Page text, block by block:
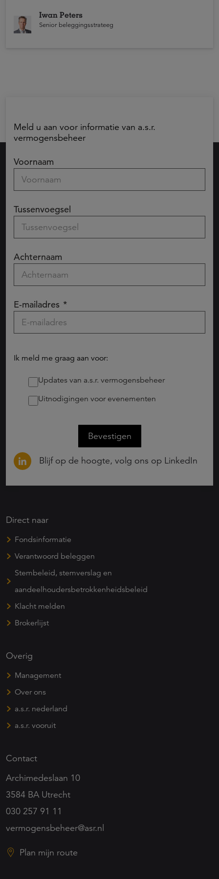
aandelen en opkomende markten en Europese en
Amerikaanse aandelen boekten winst.
Iwan Peters
Senior beleggingsstrateeg
Meld u aan voor informatie van a.s.r.
vermogensbeheer
Voornaam
Tussenvoegsel
Achternaam
E-mailadres
Ik meld me graag aan voor:
Updates van a.s.r. vermogensbeheer
Uitnodigingen voor evenementen
Bevestigen
Blijf op de hoogte, volg ons op LinkedIn
Direct naar
Fondsinformatie
Verantwoord beleggen
Stembeleid, stemverslag en
aandeelhoudersbetrokkenheidsbeleid
Klacht melden
Brokerlijst
Overig
Management
Over ons
a.s.r. nederland
a.s.r. vooruit
Contact
Archimedeslaan 10
3584 BA Utrecht
030 257 91 11
vermogensbeheer@asr.nl
Plan mijn route